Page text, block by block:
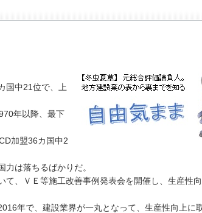
国中21位で、上
年以降、最下
加盟36カ国中2
は落ちるばかりだ。
、ＶＥ等施工改善事例発表会を開催し、生産性
年で、建設業界が一丸となって、生産性向上に